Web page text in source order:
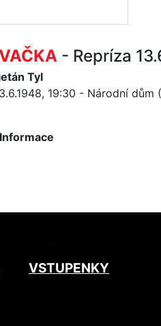
- Repríza
Tyl
19:30 - Národní dům
Informace
VSTUPENKY